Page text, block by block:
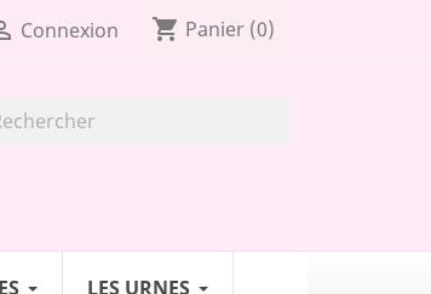
Connexion shopping_cart Panier (0)
LES URNES